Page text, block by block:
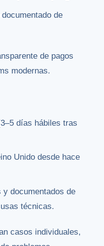
de
de pagos
modernas.
días hábiles tras
Unido desde hace
y documentados de
técnicas.
casos individuales,